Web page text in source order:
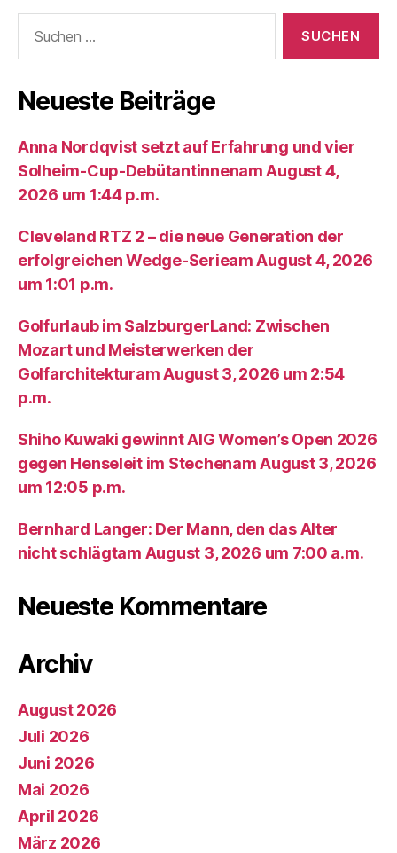
nach:
Neueste Beiträge
Anna Nordqvist setzt auf Erfahrung und vier
Solheim-Cup-Debütantinnenam August 4,
2026 um 1:44 p.m.
Cleveland RTZ 2 – die neue Generation der
erfolgreichen Wedge-Serieam August 4, 2026
um 1:01 p.m.
Golfurlaub im SalzburgerLand: Zwischen
Mozart und Meisterwerken der
Golfarchitekturam August 3, 2026 um 2:54
p.m.
Shiho Kuwaki gewinnt AIG Women’s Open 2026
gegen Henseleit im Stechenam August 3, 2026
um 12:05 p.m.
Bernhard Langer: Der Mann, den das Alter
nicht schlägtam August 3, 2026 um 7:00 a.m.
Neueste Kommentare
Archiv
August 2026
Juli 2026
Juni 2026
Mai 2026
April 2026
März 2026